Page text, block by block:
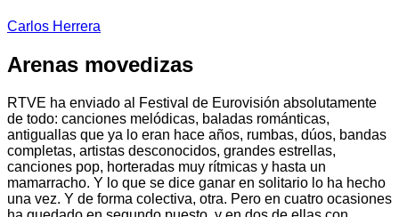
Carlos Herrera
Arenas movedizas
RTVE ha enviado al Festival de Eurovisión absolutamente
de todo: canciones melódicas, baladas románticas,
antiguallas que ya lo eran hace años, rumbas, dúos, bandas
completas, artistas desconocidos, grandes estrellas,
canciones pop, horteradas muy rítmicas y hasta un
mamarracho. Y lo que se dice ganar en solitario lo ha hecho
una vez. Y de forma colectiva, otra. Pero en cuatro ocasiones